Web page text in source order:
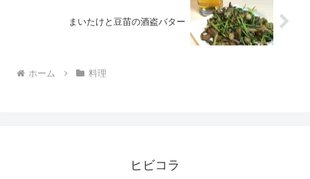
まいたけと豆苗の酒盗バター
ホーム 料理
ヒビコラ